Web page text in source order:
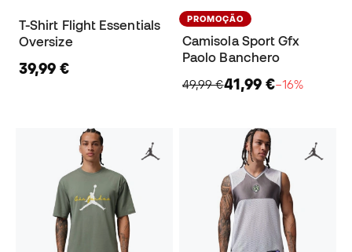
T-Shirt Flight Essentials
Oversize
39,99 €
PROMOÇÃO
Camisola Sport Gfx
Paolo Banchero
49,99 €41,99 €−16%